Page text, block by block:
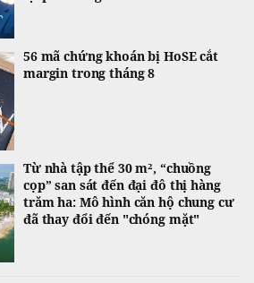
56 mã chứng khoán bị HoSE cắt
margin trong tháng 8
Từ nhà tập thể 30 m², “chuồng
cọp” san sát đến đại đô thị hàng
trăm ha: Mô hình căn hộ chung cư
đã thay đổi đến "chóng mặt"